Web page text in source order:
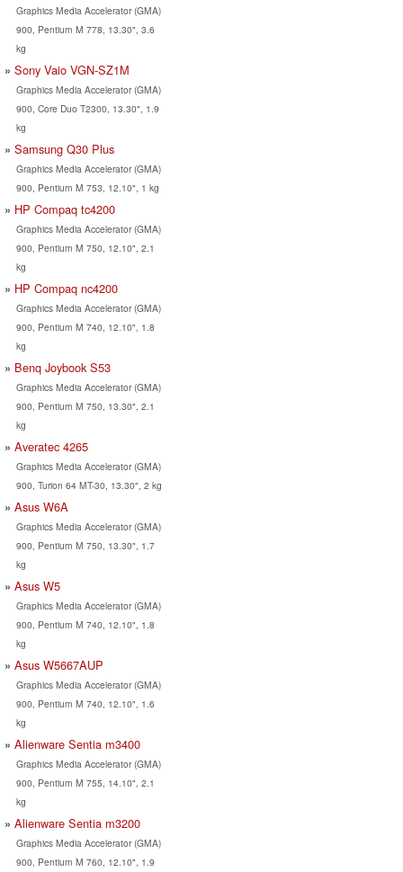
Graphics Media Accelerator (GMA)
900, Pentium M 778, 13.30", 3.6
kg
Sony Vaio VGN-SZ1M
Graphics Media Accelerator (GMA)
900, Core Duo T2300, 13.30", 1.9
kg
Samsung Q30 Plus
Graphics Media Accelerator (GMA)
900, Pentium M 753, 12.10", 1 kg
HP Compaq tc4200
Graphics Media Accelerator (GMA)
900, Pentium M 750, 12.10", 2.1
kg
HP Compaq nc4200
Graphics Media Accelerator (GMA)
900, Pentium M 740, 12.10", 1.8
kg
Benq Joybook S53
Graphics Media Accelerator (GMA)
900, Pentium M 750, 13.30", 2.1
kg
Averatec 4265
Graphics Media Accelerator (GMA)
900, Turion 64 MT-30, 13.30", 2 kg
Asus W6A
Graphics Media Accelerator (GMA)
900, Pentium M 750, 13.30", 1.7
kg
Asus W5
Graphics Media Accelerator (GMA)
900, Pentium M 740, 12.10", 1.8
kg
Asus W5667AUP
Graphics Media Accelerator (GMA)
900, Pentium M 740, 12.10", 1.6
kg
Alienware Sentia m3400
Graphics Media Accelerator (GMA)
900, Pentium M 755, 14.10", 2.1
kg
Alienware Sentia m3200
Graphics Media Accelerator (GMA)
900, Pentium M 760, 12.10", 1.9